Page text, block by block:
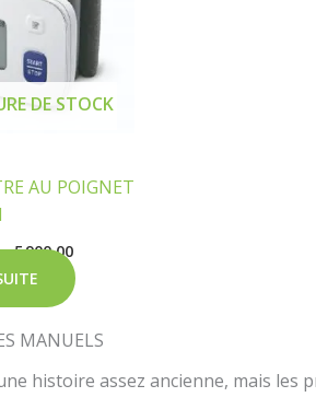
DE STOCK
AU POIGNET
5 900,00
MANUELS
histoire assez ancienne, mais